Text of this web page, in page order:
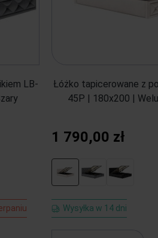
LB-
Łóżko tapicerowane z
45P | 180x200 |
1 790,00 zł
Wysyłka w 14 dni